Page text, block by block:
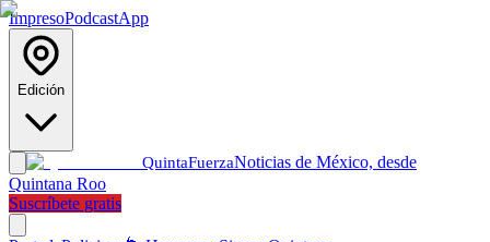
ImpresoPodcastApp
Edición
QuintaFuerzaNoticias de México, desde
Quintana Roo
Suscríbete gratis